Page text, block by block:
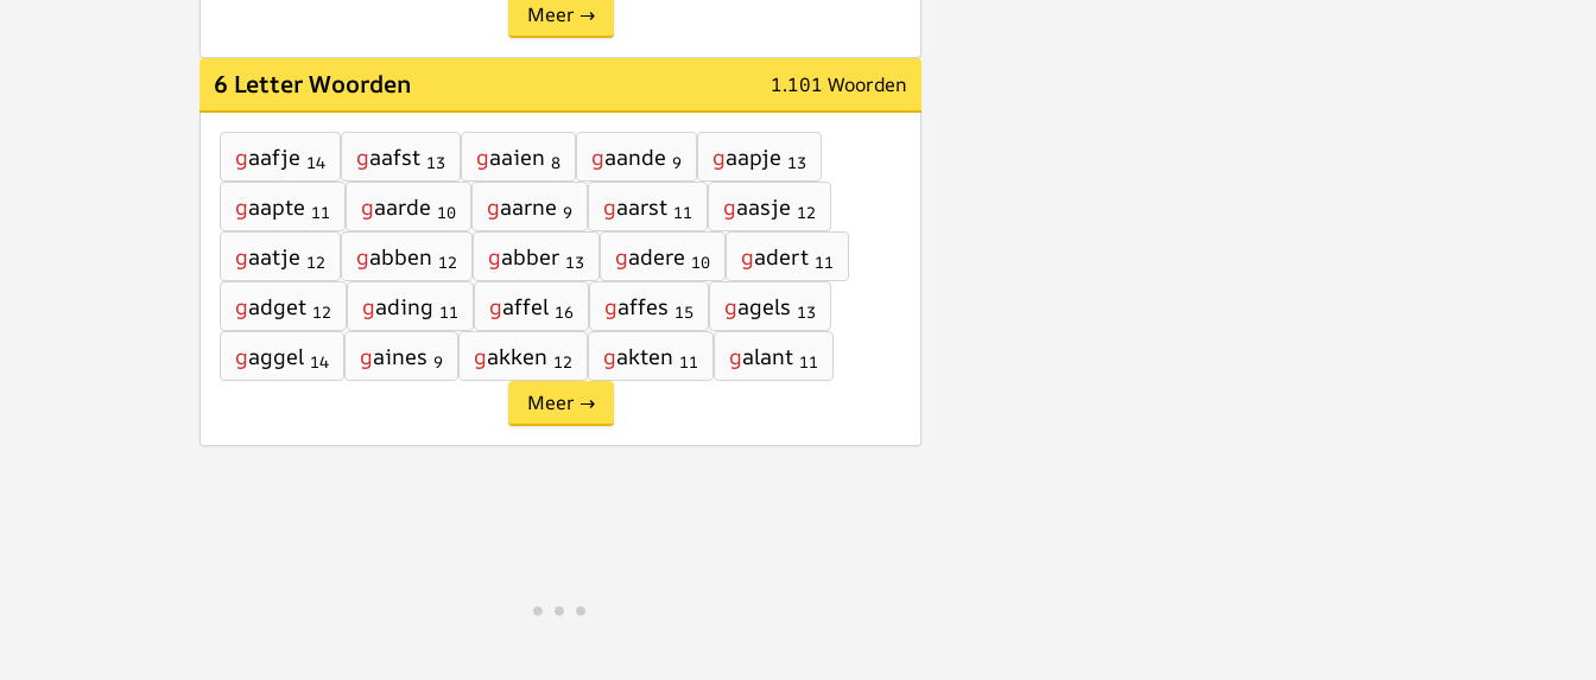
Meer →
6 Letter Woorden 1.101 Woorden
gaafje 14 gaafst 13 gaaien 8 gaande 9 gaapje 13
gaapte 11 gaarde 10 gaarne 9 gaarst 11 gaasje 12
gaatje 12 gabben 12 gabber 13 gadere 10 gadert 11
gadget 12 gading 11 gaffel 16 gaffes 15 gagels 13
gaggel 14 gaines 9 gakken 12 gakten 11 galant 11
Meer →